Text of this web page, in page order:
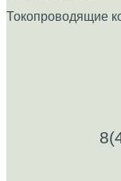
Токопроводящие